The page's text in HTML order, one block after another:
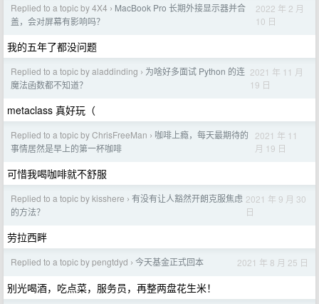
Replied to a topic by 4X4 › MacBook Pro 长期外接显示器并合
盖，会对屏幕有影响吗？
2022 年 2 月
10 日
我的五年了都没问题
Replied to a topic by aladdinding › 为啥好多面试 Python 的连
魔法函数都不知道？
2021 年 11 月
19 日
metaclass 真好玩（
Replied to a topic by ChrisFreeMan › 咖啡上瘾，每天最期待的
事情居然是早上的第一杯咖啡
2021 年 11
月 19 日
可惜我喝咖啡就不舒服
Replied to a topic by kisshere › 有没有让人豁然开朗克服焦虑
的方法？
2021 年 9 月 30
日
劳拉西畔
Replied to a topic by pengtdyd › 今天基金正式回本 2021 年 8 月 25 日
别光喝酒，吃点菜，服务员，再整两盘花生米！